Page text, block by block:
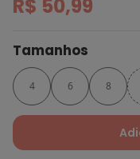
R$ 50,99
Tamanhos
4 6 8